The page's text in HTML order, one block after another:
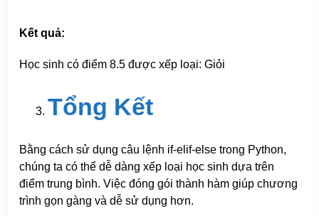
Kết quả:
Học sinh có điểm 8.5 được xếp loại: Giỏi
Tổng Kết
Bằng cách sử dụng câu lệnh if-elif-else trong Python,
chúng ta có thể dễ dàng xếp loại học sinh dựa trên
điểm trung bình. Việc đóng gói thành hàm giúp chương
trình gọn gàng và dễ sử dụng hơn.